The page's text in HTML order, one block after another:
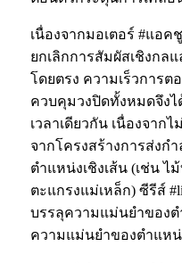
เนื่องจากมอเตอร์ #แอค
ยกเลิกการสัมผัสเชิงกล
โดยตรง ความเร็วการ
ควบคุมวงปิดทั้งหมดจึงไ
เวลาเดียวกัน เนื่องจาก
จากโครงสร้างการส่งก
ตำแหน่งเชิงเส้น (เช่น
ตะแกรงแม่เหล็ก) ซีรีส์
บรรลุความแม่นยำของ
ความแม่นยำของตำแหน่